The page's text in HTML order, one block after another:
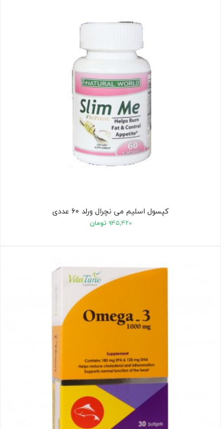
کپسول اسلیم می نچرال ورلد ۶۰ عددی
۹۴۵,۴۲۰ تومان